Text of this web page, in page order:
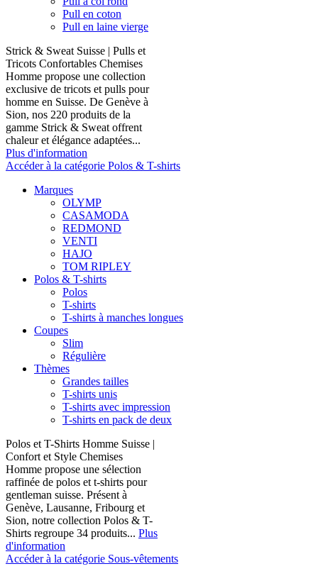
Pull en coton
Pull en laine vierge
Strick & Sweat Suisse | Pulls et
Tricots Confortables Chemises
Homme propose une collection
exclusive de tricots et pulls pour
homme en Suisse. De Genève à
Sion, nos 220 produits de la
gamme Strick & Sweat offrent
chaleur et élégance adaptées...
Plus d'information
Accéder à la catégorie Polos & T-shirts
Marques
OLYMP
CASAMODA
REDMOND
VENTI
HAJO
TOM RIPLEY
Polos & T-shirts
Polos
T-shirts
T-shirts à manches longues
Coupes
Slim
Régulière
Thèmes
Grandes tailles
T-shirts unis
T-shirts avec impression
T-shirts en pack de deux
Polos et T-Shirts Homme Suisse |
Confort et Style Chemises
Homme propose une sélection
raffinée de polos et t-shirts pour
gentleman suisse. Présent à
Genève, Lausanne, Fribourg et
Sion, notre collection Polos & T-
Shirts regroupe 34 produits... Plus
d'information
Accéder à la catégorie Sous-vêtements